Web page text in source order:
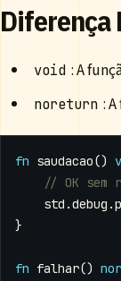
Diferença
void : A
noreturn :
fn saudacao()
std .debug .
}
fn falhar()